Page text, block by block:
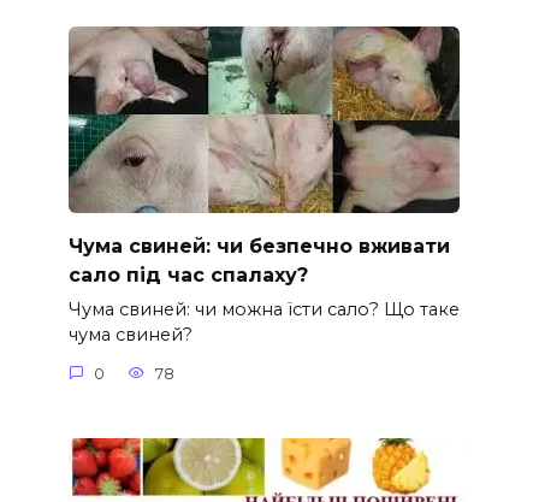
Чума свиней: чи безпечно вживати
сало під час спалаху?
Чума свиней: чи можна їсти сало? Що таке
чума свиней?
0 78